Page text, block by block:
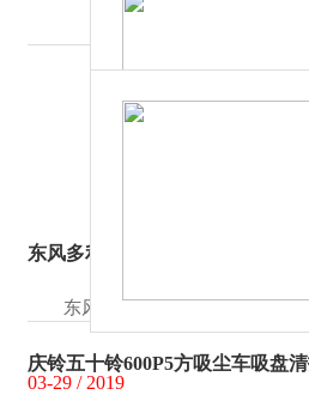
东风多利卡5方吸尘车变速器驱动
东风多利卡吸尘车，整体以白色
03-29 / 2019
庆铃五十铃600P5方吸尘车吸盘